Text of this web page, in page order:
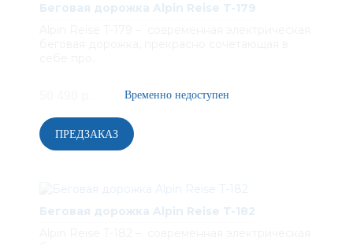
Беговая дорожка Alpin Reise T-179
Беговая дорожка Alpin Reise T-182